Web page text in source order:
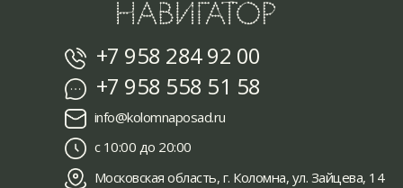
+7 958 284 92 00
+7 958 558 51 58
info@kolomnaposad.ru
с 10:00 до 20:00
Московская область, г. Коломна, ул. Зайцева, 14